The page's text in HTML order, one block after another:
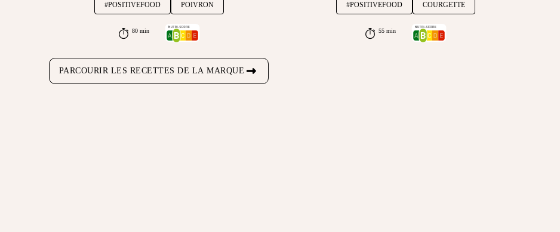
#POSITIVEFOOD POIVRON
80 min
#POSITIVEFOOD COURGETTE
55 min
PARCOURIR LES RECETTES DE LA MARQUE